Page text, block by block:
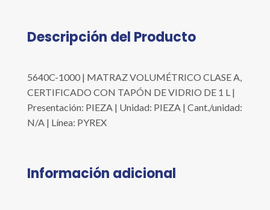
Descripción del Producto
5640C-1000 | MATRAZ VOLUMÉTRICO CLASE A,
CERTIFICADO CON TAPÓN DE VIDRIO DE 1 L |
Presentación: PIEZA | Unidad: PIEZA | Cant./unidad:
N/A | Línea: PYREX
Información adicional